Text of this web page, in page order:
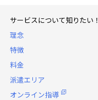
サービスについて知りたい！
理念
特徴
料金
派遣エリア
オンライン指導